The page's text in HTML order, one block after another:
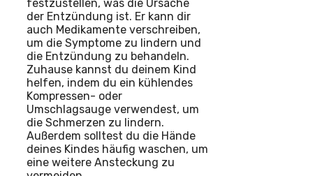
festzustellen, was die Ursache
der Entzündung ist. Er kann dir
auch Medikamente verschreiben,
um die Symptome zu lindern und
die Entzündung zu behandeln.
Zuhause kannst du deinem Kind
helfen, indem du ein kühlendes
Kompressen- oder
Umschlagsauge verwendest, um
die Schmerzen zu lindern.
Außerdem solltest du die Hände
deines Kindes häufig waschen, um
eine weitere Ansteckung zu